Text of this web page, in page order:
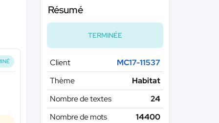
Résumé
TERMINÉE
Client
MC17-11537
Thème
Habitat
Nombre de textes
24
Nombre de mots
14400